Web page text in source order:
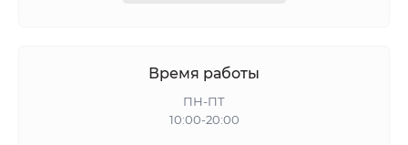
Время работы
ПН-ПТ
10:00-20:00